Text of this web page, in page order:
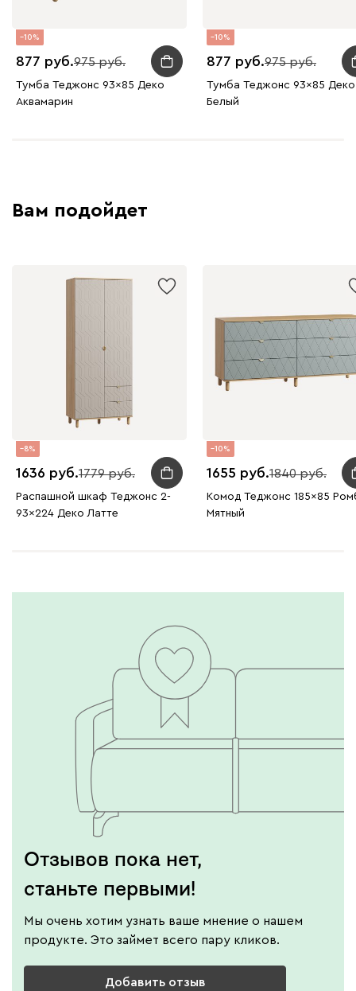
10
877 975
Тумба Теджонс 93x85 Деко
Аквамарин
10
877 975
Тумба Теджонс 93x85
Белый
Вам подойдет
8
1636 1779
Распашной шкаф Теджонс 2-
93x224 Деко Латте
10
1655 1840
Комод Теджонс 185x85
Мятный
Отзывов пока нет,
станьте первыми!
Мы очень хотим узнать ваше мнение о нашем
продукте. Это займет всего пару кликов.
Добавить отзыв